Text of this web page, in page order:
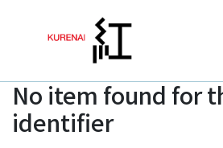
Home
Communities
No item found for
identifier